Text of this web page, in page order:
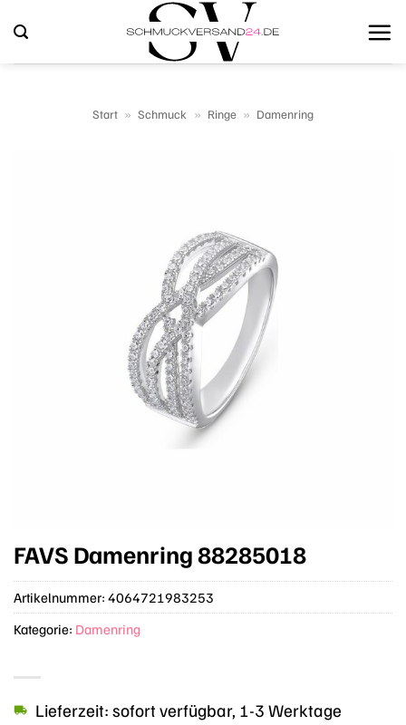
Inhalt
springen
Start » Schmuck » Ringe » Damenring
FAVS Damenring 88285018
Lieferzeit: sofort verfügbar, 1-3 Werktage
Artikelnummer: 4064721983253
Kategorie: Damenring